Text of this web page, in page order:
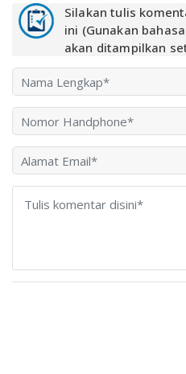
Silakan tulis
ini (Gunakan
akan ditampilkan